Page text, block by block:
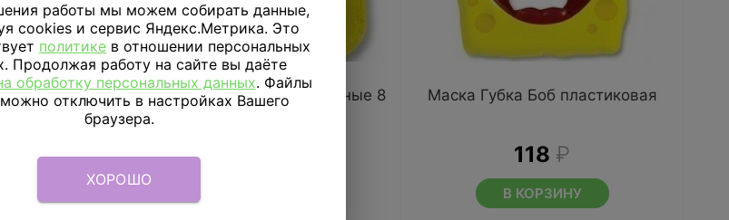
3 вида, 34 гр
Тарелки Губка Боб квадратные 8
штук
Маска Губка Боб пластиковая
118 ₽
В КОРЗИНУ
работы мы можем собирать данные,
cookies и сервис Яндекс.Метрика. Это
политике в отношении персональных
Продолжая работу на сайте вы даёте
обработку персональных данных. Файлы
отключить в настройках Вашего
браузера.
ХОРОШО